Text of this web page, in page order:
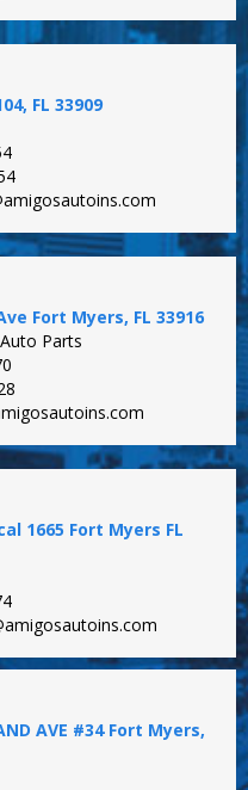
FL 33909
Fort Myers, FL 33916
Parts
1665 Fort Myers FL
AVE #34 Fort Myers,